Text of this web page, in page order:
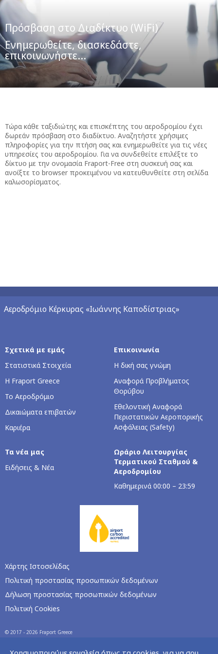
Πρόσβαση στο Διαδίκτυο (WiFi)
Ενημερωθείτε, διασκεδάστε,
επικοινωνήστε...
Τώρα κάθε ταξιδιώτης και επισκέπτης του αεροδρομίου έχει
δωρεάν πρόσβαση στο διαδίκτυο. Αναζητήστε χρήσιμες
πληροφορίες για την πτήση σας και ενημερωθείτε για τις νέες
υπηρεσίες του αεροδρομίου. Για να συνδεθείτε επιλέξτε το
δίκτυο με την ονομασία Fraport-Free στη συσκευή σας και
ανοίξτε το browser προκειμένου να κατευθυνθείτε στη σελίδα
καλωσορίσματος.
Αεροδρόμιο Κέρκυρας «Ιωάννης Καποδίστριας»
Σχετικά με εμάς
Στατιστικά Στοιχεία
Η Fraport Greece
Το Αεροδρόμιο
Δικαιώματα επιβατών
Καριέρα
Επικοινωνία
Η δική σας γνώμη
Αναφορά Προβλήματος
Θορύβου
Εθελοντική Αναφορά
Περιστατικών Αεροπορικής
Ασφάλειας (Safety)
Τα νέα μας
Ειδήσεις & Νέα
Ωράριο Λειτουργίας
Τερματικού Σταθμού &
Αεροδρομίου
Kαθημερινά 00:00 – 23:59
Χάρτης Ιστοσελίδας
Πολιτική προστασίας προσωπικών δεδομένων
Δήλωση προστασίας προσωπικών δεδομένων
Πολιτική Cookies
© 2017 - 2026 Fraport Greece